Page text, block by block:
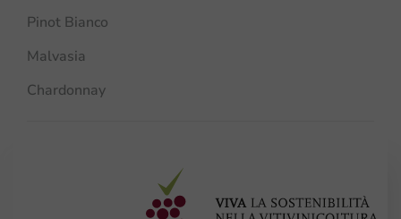
Pinot Bianco
Malvasia
Chardonnay